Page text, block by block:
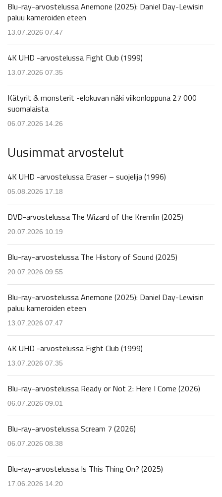
Blu-ray-arvostelussa Anemone (2025): Daniel Day-Lewisin
paluu kameroiden eteen
13.07.2026 07.47
4K UHD -arvostelussa Fight Club (1999)
13.07.2026 07.35
Kätyrit & monsterit -elokuvan näki viikonloppuna 27 000
suomalaista
06.07.2026 14.26
Uusimmat arvostelut
4K UHD -arvostelussa Eraser – suojelija (1996)
05.08.2026 17.18
DVD-arvostelussa The Wizard of the Kremlin (2025)
20.07.2026 10.19
Blu-ray-arvostelussa The History of Sound (2025)
20.07.2026 09.55
Blu-ray-arvostelussa Anemone (2025): Daniel Day-Lewisin
paluu kameroiden eteen
13.07.2026 07.47
4K UHD -arvostelussa Fight Club (1999)
13.07.2026 07.35
Blu-ray-arvostelussa Ready or Not 2: Here I Come (2026)
06.07.2026 09.01
Blu-ray-arvostelussa Scream 7 (2026)
06.07.2026 08.38
Blu-ray-arvostelussa Is This Thing On? (2025)
17.06.2026 14.20